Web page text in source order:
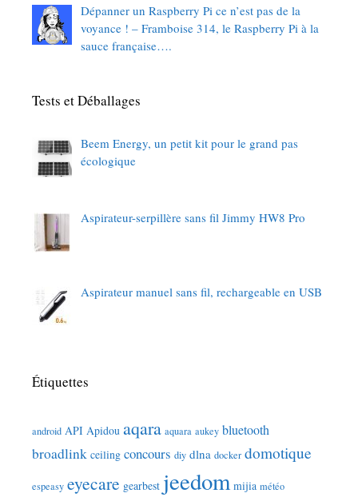
Dépanner un Raspberry Pi ce n’est pas de la
voyance ! – Framboise 314, le Raspberry Pi à la
sauce française….
Tests et Déballages
Beem Energy, un petit kit pour le grand pas
écologique
Aspirateur-serpillère sans fil Jimmy HW8 Pro
Aspirateur manuel sans fil, rechargeable en USB
Étiquettes
android API Apidou aqara aquara aukey bluetooth
broadlink ceiling concours diy dlna docker domotique
espeasy eyecare gearbest jeedom mijia météo